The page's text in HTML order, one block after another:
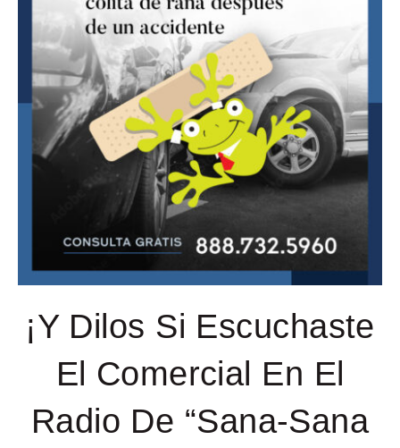
¡Y Dilos Si Escuchaste
El Comercial En El
Radio De “Sana-Sana